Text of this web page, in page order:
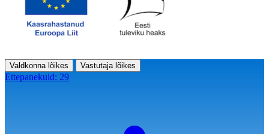
Valdkonna lõikes Vastutaja lõikes
Ettepanekuid: 29